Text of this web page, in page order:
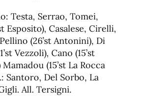
Testa, Serrao, Tomei,
Esposito), Casalese, Cirelli,
(26’st Antonini), Di
Vezzoli), Cano (15’st
(15’st La Rocca
Santoro, Del Sorbo, La
All. Tersigni.